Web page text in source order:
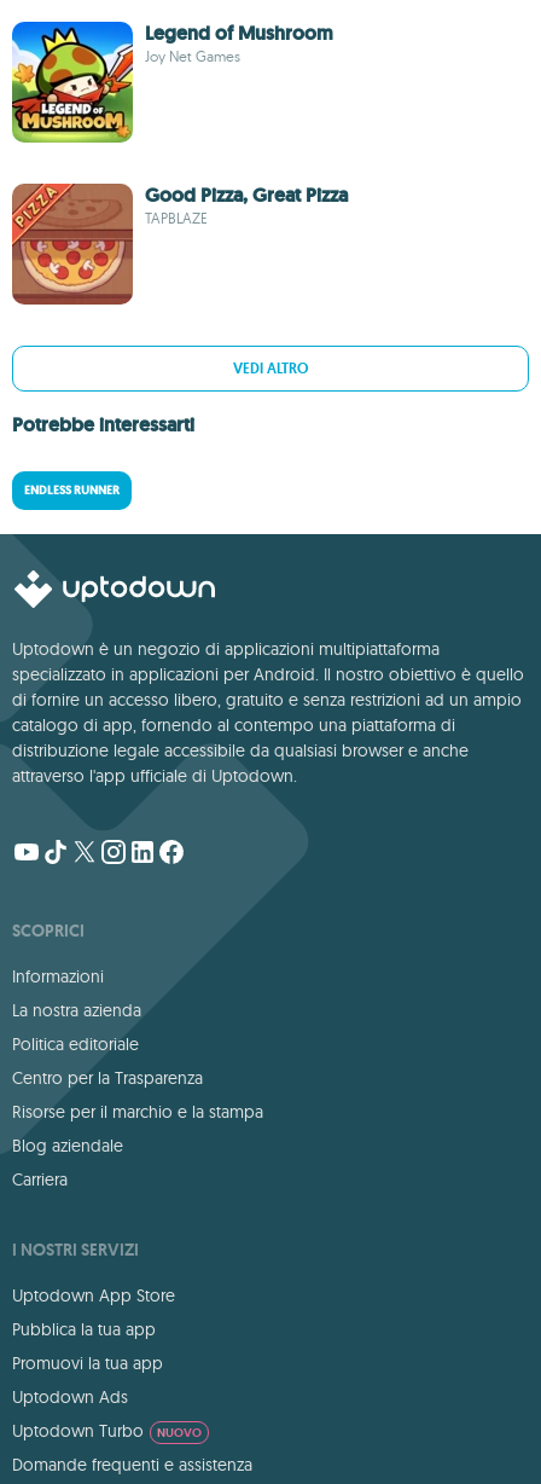
Legend of Mushroom
Joy Net Games
Good Pizza, Great Pizza
TAPBLAZE
VEDI ALTRO
Potrebbe interessarti
ENDLESS RUNNER
Uptodown è un negozio di applicazioni multipiattaforma
specializzato in applicazioni per Android. Il nostro obiettivo è quello
di fornire un accesso libero, gratuito e senza restrizioni ad un ampio
catalogo di app, fornendo al contempo una piattaforma di
distribuzione legale accessibile da qualsiasi browser e anche
attraverso l'app ufficiale di Uptodown.
SCOPRICI
Informazioni
La nostra azienda
Politica editoriale
Centro per la Trasparenza
Risorse per il marchio e la stampa
Blog aziendale
Carriera
I NOSTRI SERVIZI
Uptodown App Store
Pubblica la tua app
Promuovi la tua app
Uptodown Ads
Uptodown Turbo
NUOVO
Domande frequenti e assistenza